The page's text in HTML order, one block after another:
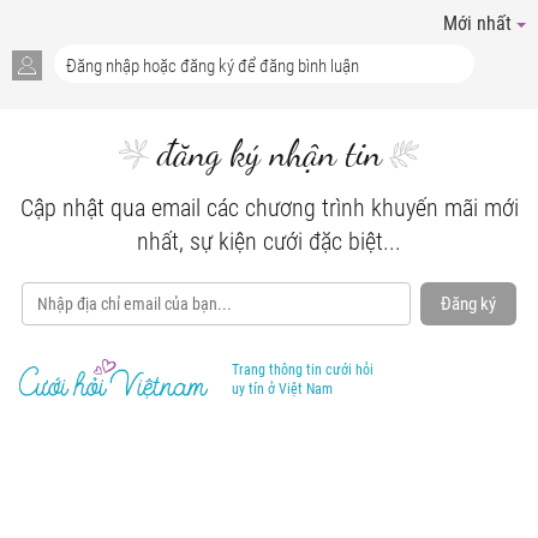
Mới nhất
đăng ký nhận tin
Cập nhật qua email các chương trình khuyến mãi mới
nhất, sự kiện cưới đặc biệt...
Đăng ký
Trang thông tin cưới hỏi
uy tín ở Việt Nam